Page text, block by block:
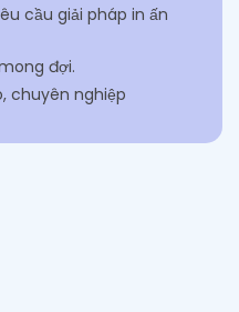
cầu giải pháp in ấn
đợi.
chuyên nghiệp